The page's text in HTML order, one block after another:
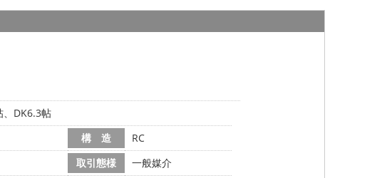
、DK6.3帖
構 造
RC
取引態様
一般媒介